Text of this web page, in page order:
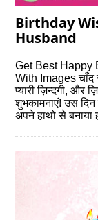
Birthday
Husband
Get Best Happy
With Images चाँद से
प्यारी ज़िन्दगी, और
शुभकामनाएं! उस दिन
अपने हाथो से बनाया